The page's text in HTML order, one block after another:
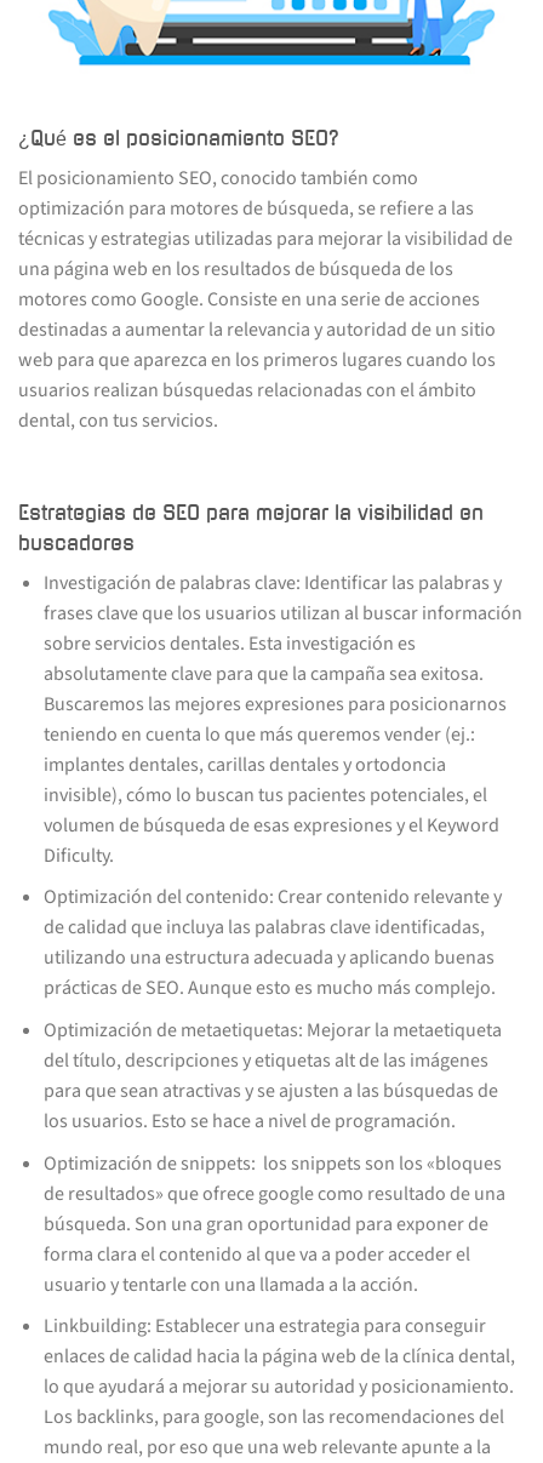
¿Qué es el posicionamiento SEO?
El posicionamiento SEO, conocido también como
optimización para motores de búsqueda, se refiere a las
técnicas y estrategias utilizadas para mejorar la visibilidad de
una página web en los resultados de búsqueda de los
motores como Google. Consiste en una serie de acciones
destinadas a aumentar la relevancia y autoridad de un sitio
web para que aparezca en los primeros lugares cuando los
usuarios realizan búsquedas relacionadas con el ámbito
dental, con tus servicios.
Estrategias de SEO para mejorar la visibilidad en
buscadores
Investigación de palabras clave: Identificar las palabras y
frases clave que los usuarios utilizan al buscar información
sobre servicios dentales. Esta investigación es
absolutamente clave para que la campaña sea exitosa.
Buscaremos las mejores expresiones para posicionarnos
teniendo en cuenta lo que más queremos vender (ej.:
implantes dentales, carillas dentales y ortodoncia
invisible), cómo lo buscan tus pacientes potenciales, el
volumen de búsqueda de esas expresiones y el Keyword
Dificulty.
Optimización del contenido: Crear contenido relevante y
de calidad que incluya las palabras clave identificadas,
utilizando una estructura adecuada y aplicando buenas
prácticas de SEO. Aunque esto es mucho más complejo.
Optimización de metaetiquetas: Mejorar la metaetiqueta
del título, descripciones y etiquetas alt de las imágenes
para que sean atractivas y se ajusten a las búsquedas de
los usuarios. Esto se hace a nivel de programación.
Optimización de snippets: los snippets son los «bloques
de resultados» que ofrece google como resultado de una
búsqueda. Son una gran oportunidad para exponer de
forma clara el contenido al que va a poder acceder el
usuario y tentarle con una llamada a la acción.
Linkbuilding: Establecer una estrategia para conseguir
enlaces de calidad hacia la página web de la clínica dental,
lo que ayudará a mejorar su autoridad y posicionamiento.
Los backlinks, para google, son las recomendaciones del
mundo real, por eso que una web relevante apunte a la